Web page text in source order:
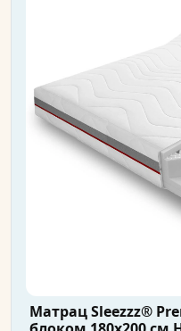
Матрац Sleezzz®